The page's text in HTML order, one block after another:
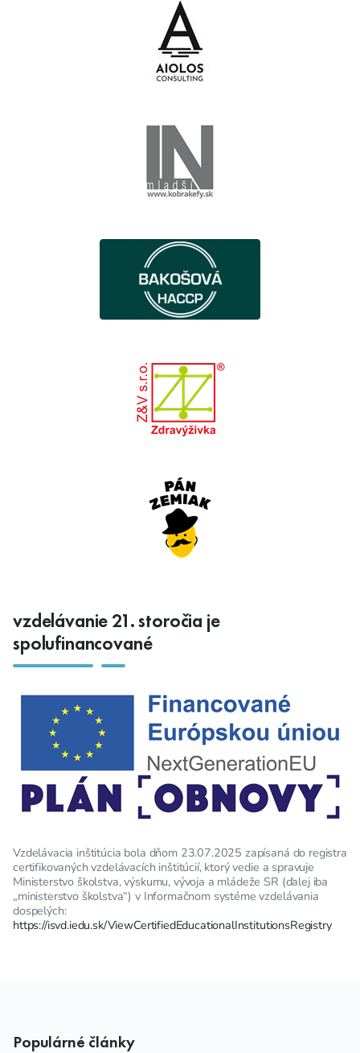
vzdelávanie 21. storočia je
spolufinancované
Vzdelávacia inštitúcia bola dňom 23.07.2025 zapísaná do registra
certifikovaných vzdelávacích inštitúcií, ktorý vedie a spravuje
Ministerstvo školstva, výskumu, vývoja a mládeže SR (ďalej iba
„ministerstvo školstva“) v Informačnom systéme vzdelávania
dospelých:
https://isvd.iedu.sk/ViewCertifiedEducationalInstitutionsRegistry
Populárné články